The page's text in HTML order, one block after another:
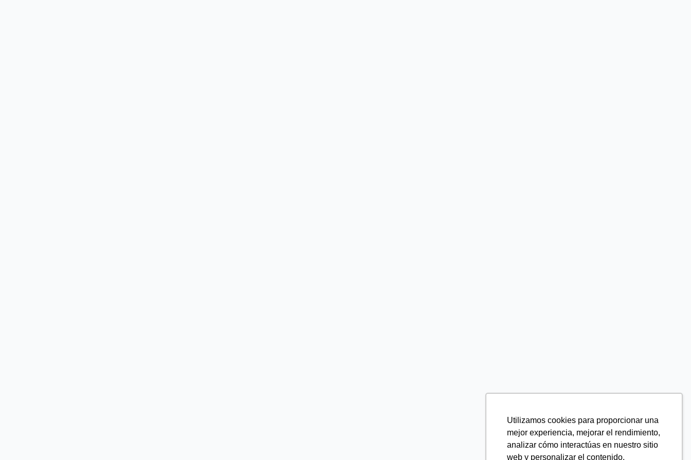
Utilizamos cookies para proporcionar una
mejor experiencia, mejorar el rendimiento,
analizar cómo interactúas en nuestro sitio
web y personalizar el contenido.